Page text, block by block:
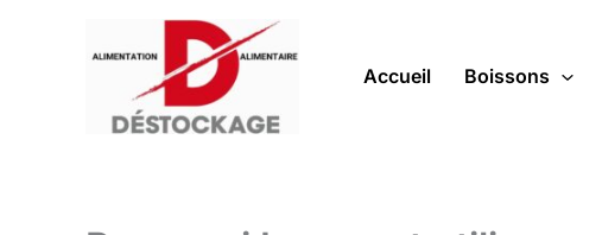
Accueil Boissons